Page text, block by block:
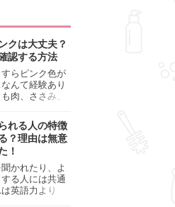
クは大丈夫？
認する方法
らピンク色が
んて経験あり
肉、ささみ、
ろと楽しめる
熱した後でも
分が大丈夫な
ります。この
通っているの
鶏肉を調理す
しますので、
いね。
れる人の特徴
？理由は無意
！
かれたり、よ
る人には共通
英語力より